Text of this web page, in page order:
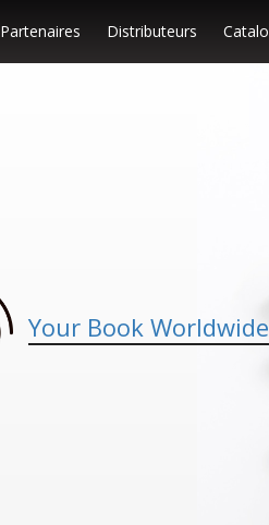
Partenaires Distributeurs
Your Book Worldwide